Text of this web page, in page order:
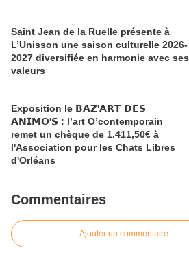
Saint Jean de la Ruelle présente à
L’Unisson une saison culturelle 2026-
2027 diversifiée en harmonie avec ses
valeurs
Exposition le 𝗕𝗔𝗭'𝗔𝗥𝗧 𝗗𝗘𝗦
𝗔𝗡𝗜𝗠𝗢'𝗦 : l’art O’contemporain
remet un chèque de 1.411,50€ à
l'Association pour les Chats Libres
d'Orléans
Commentaires
Ajouter un commentaire